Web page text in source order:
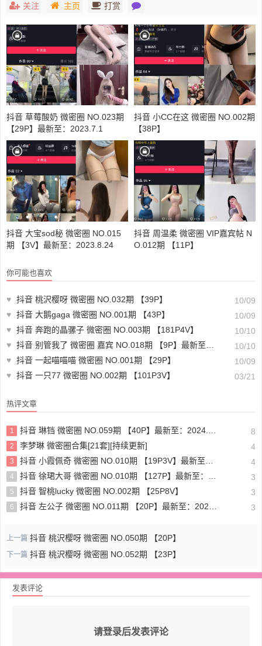
关注 主页 打赏
抖音 草莓酸奶 微密圈 NO.023期
【29P】最新至：2023.7.1
抖音 小CC在这 微密圈 NO.002期
【38P】
抖音 大宝sod秘 微密圈 NO.015
期 【3V】最新至：2023.8.24
抖音 周温柔 微密圈 VIP嘉宾帖 N
O.012期 【11P】
你可能也喜欢
♥ 抖音 桃沢樱呀 微密圈 NO.032期 【39P】
10/09
♥ 抖音 大鹅gaga 微密圈 NO.001期 【43P】
10/09
♥ 抖音 奔跑的晶骡子 微密圈 NO.003期 【181P4V】
10/10
♥ 抖音 别管我了 微密圈 嘉宾 NO.018期 【9P】最新至：2023.8.10
10/10
♥ 抖音 一起喵喵喵 微密圈 NO.001期 【29P】
10/09
♥ 抖音 一只77 微密圈 NO.002期 【101P3V】 03/21
热评文章
1 抖音 琳铛 微密圈 NO.059期 【40P】最新至：2024.1.10 8
2 李梦琳 微密圈合集[21套][持续更新] 4
3 抖音 小霞佩奇 微密圈 NO.010期 【19P3V】最新至：2025.5.26 4
4 抖音 徐珺大哥 微密圈 NO.010期 【127P】最新至：2024.1.19 3
5 抖音 智桃lucky 微密圈 NO.002期 【25P8V】 3
6 抖音 左公子 微密圈 NO.011期 【20P】最新至：2024.5.13 3
上一篇 抖音 桃沢樱呀 微密圈 NO.050期 【20P】
下一篇 抖音 桃沢樱呀 微密圈 NO.052期 【23P】
发表评论
请登录后发表评论